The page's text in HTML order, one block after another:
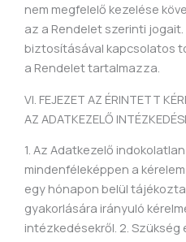
nem megfelelő kezelése
az a Rendelet szerinti
biztosításával kapcsolatos
a Rendelet tartalmazza.
VI. FEJEZET AZ ÉRINTETT
AZ ADATKEZELŐ
1. Az Adatkezelő
mindenféleképpen a
egy hónapon belül
gyakorlására irányuló
intézkedésekről. 2.